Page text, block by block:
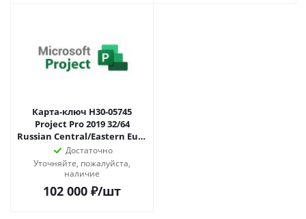
Карта-ключ H30-05745
Project Pro 2019 32/64
Russian Central/Eastern Euro
Only EM DVD
Достаточно
Уточняйте, пожалуйста,
наличие
102 000 ₽/шт